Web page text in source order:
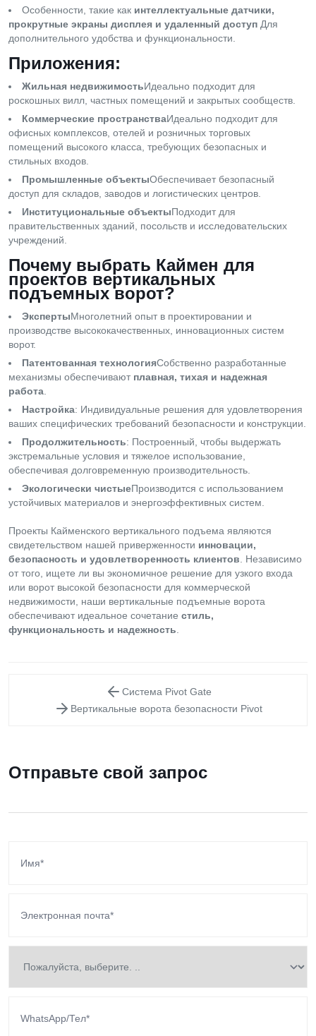
Особенности, такие как интеллектуальные датчики,
прокрутные экраны дисплея и удаленный доступ Для
дополнительного удобства и функциональности.
Приложения:
Жильная недвижимостьИдеально подходит для
роскошных вилл, частных помещений и закрытых сообществ.
Коммерческие пространстваИдеально подходит для
офисных комплексов, отелей и розничных торговых
помещений высокого класса, требующих безопасных и
стильных входов.
Промышленные объектыОбеспечивает безопасный
доступ для складов, заводов и логистических центров.
Институциональные объектыПодходит для
правительственных зданий, посольств и исследовательских
учреждений.
Почему выбрать Каймен для
проектов вертикальных
подъемных ворот?
ЭкспертыМноголетний опыт в проектировании и
производстве высококачественных, инновационных систем
ворот.
Патентованная технологияСобственно разработанные
механизмы обеспечивают плавная, тихая и надежная
работа
Настройка: Индивидуальные решения для удовлетворения
ваших специфических требований безопасности и конструкции.
Продолжительность: Построенный, чтобы выдержать
экстремальные условия и тяжелое использование,
обеспечивая долговременную производительность.
Экологически чистыеПроизводится с использованием
устойчивых материалов и энергоэффективных систем.
Проекты Кайменского вертикального подъема являются
свидетельством нашей приверженности инновации,
безопасность и удовлетворенность клиентов . Независимо
от того, ищете ли вы экономичное решение для узкого входа
или ворот высокой безопасности для коммерческой
недвижимости, наши вертикальные подъемные ворота
обеспечивают идеальное сочетание стиль,
функциональность и надежность
Система Pivot Gate
Вертикальные ворота безопасности Pivot
Отправьте свой запрос